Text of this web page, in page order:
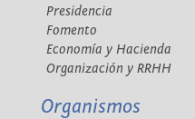
Presidencia
Fomento
Economía y Hacienda
Organización y RRHH
Organismos